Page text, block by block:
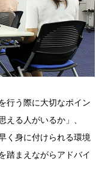
行う際に大切なポイン
える人がいるか」、
く身に付けられる環境
踏まえながらアドバイ